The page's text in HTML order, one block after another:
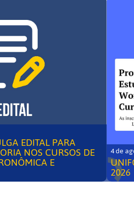
EDITAL PARA
NOS CURSOS DE
E
4 de
2026